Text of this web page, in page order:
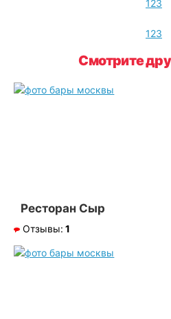
1 23
123
Смотрите
Ресторан Сыр
Отзывы: 1